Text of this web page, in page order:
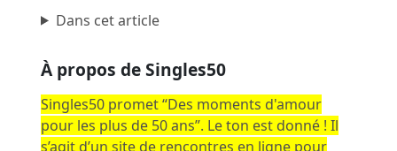
Dans cet article
À propos de Singles50
Singles50 promet “Des moments d'amour
pour les plus de 50 ans”. Le ton est donné ! Il
s’agit d’un site de rencontres en ligne pour